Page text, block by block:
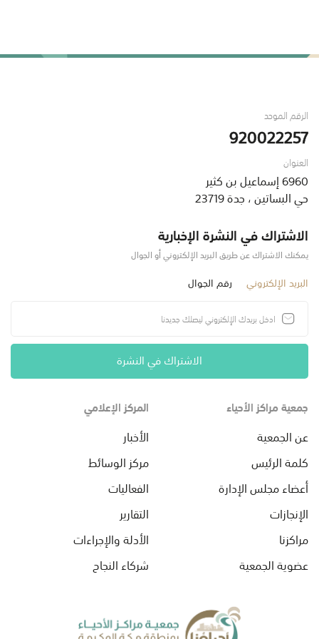
الرقم الموحد
920022257
العنوان
6960 إسماعيل بن كثير
حي البساتين ، جدة 23719
الاشتراك في النشرة الإخبارية
يمكنك الاشتراك عن طريق البريد الإلكتروني أو الجوال
البريد الإلكتروني رقم الجوال
الاشتراك في النشرة
جمعية مراكز الأحياء
عن الجمعية
كلمة الرئيس
أعضاء مجلس الإدارة
الإنجازات
مراكزنا
عضوية الجمعية
المركز الإعلامي
الأخبار
مركز الوسائط
الفعاليات
التقارير
الأدلة والإجراءات
شركاء النجاح